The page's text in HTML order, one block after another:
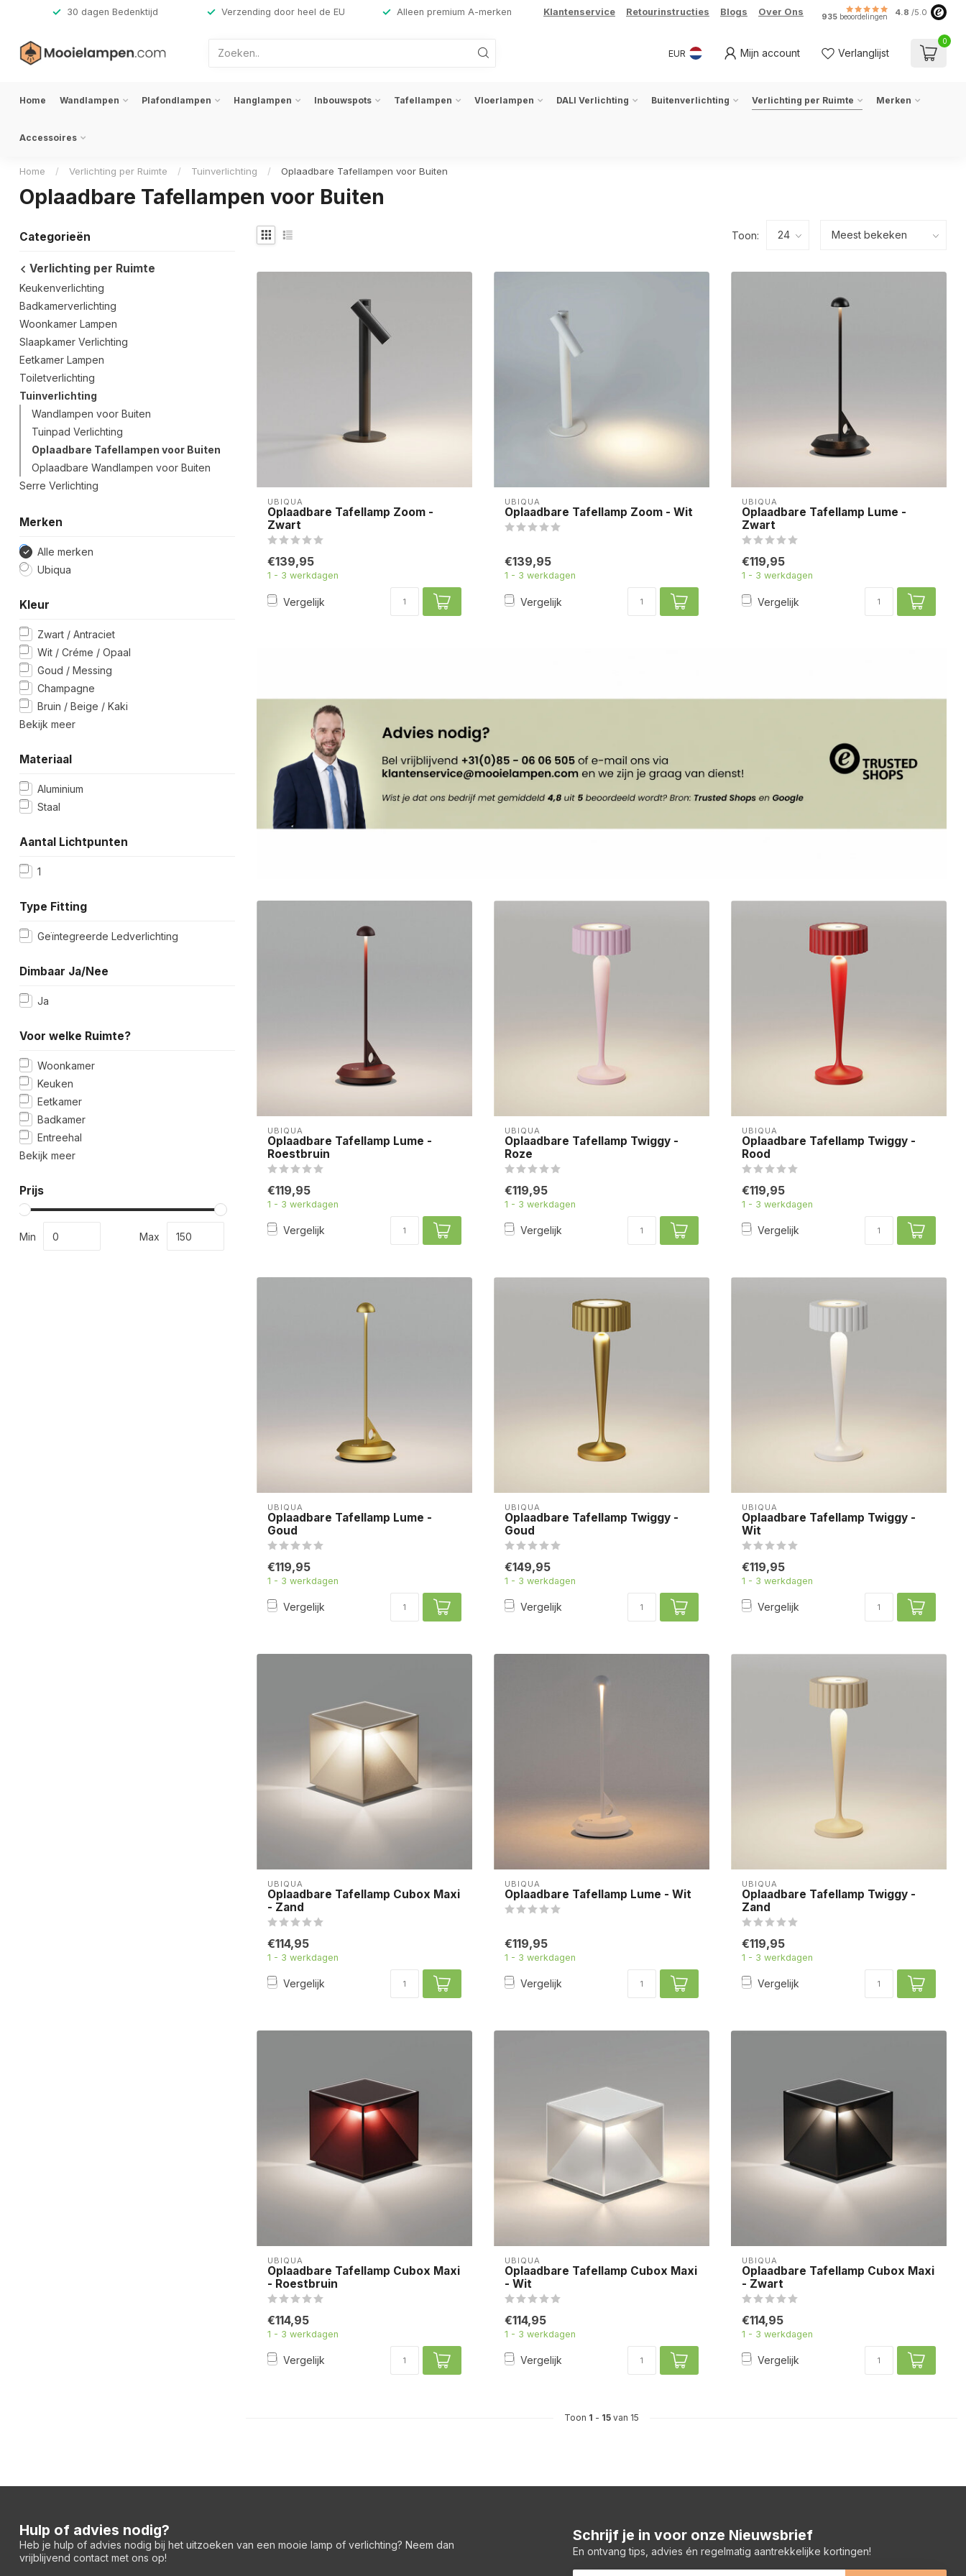
30 dagen Bedenktijd Verzending door heel de EU Alleen premium A-merken Klantenservice Retourinstructies Blogs Over Ons 935 beoordelingen 4.8 /5.0
EUR Mijn account Verlanglijst
0
Home Wandlampen Plafondlampen Hanglampen Inbouwspots Tafellampen Vloerlampen DALI Verlichting Buitenverlichting Verlichting per Ruimte Merken
Accessoires
Home / Verlichting per Ruimte / Tuinverlichting / Oplaadbare Tafellampen voor Buiten
Oplaadbare Tafellampen voor Buiten
Categorieën
Verlichting per Ruimte
Keukenverlichting
Badkamerverlichting
Woonkamer Lampen
Slaapkamer Verlichting
Eetkamer Lampen
Toiletverlichting
Tuinverlichting
Wandlampen voor Buiten
Tuinpad Verlichting
Oplaadbare Tafellampen voor Buiten
Oplaadbare Wandlampen voor Buiten
Serre Verlichting
Merken
Alle merken
Ubiqua
Kleur
Zwart / Antraciet
Wit / Créme / Opaal
Goud / Messing
Champagne
Bruin / Beige / Kaki
Bekijk meer
Materiaal
Aluminium
Staal
Aantal Lichtpunten
1
Type Fitting
Geïntegreerde Ledverlichting
Dimbaar Ja/Nee
Ja
Voor welke Ruimte?
Woonkamer
Keuken
Eetkamer
Badkamer
Entreehal
Bekijk meer
Prijs
Min Max
Toon:
UBIQUA
Oplaadbare Tafellamp Zoom -
Zwart
€139,95
1 - 3 werkdagen
Vergelijk
UBIQUA
Oplaadbare Tafellamp Zoom - Wit
€139,95
1 - 3 werkdagen
Vergelijk
UBIQUA
Oplaadbare Tafellamp Lume -
Zwart
€119,95
1 - 3 werkdagen
Vergelijk
UBIQUA
Oplaadbare Tafellamp Lume -
Roestbruin
€119,95
1 - 3 werkdagen
Vergelijk
UBIQUA
Oplaadbare Tafellamp Twiggy -
Roze
€119,95
1 - 3 werkdagen
Vergelijk
UBIQUA
Oplaadbare Tafellamp Twiggy -
Rood
€119,95
1 - 3 werkdagen
Vergelijk
UBIQUA
Oplaadbare Tafellamp Lume -
Goud
€119,95
1 - 3 werkdagen
Vergelijk
UBIQUA
Oplaadbare Tafellamp Twiggy -
Goud
€149,95
1 - 3 werkdagen
Vergelijk
UBIQUA
Oplaadbare Tafellamp Twiggy -
Wit
€119,95
1 - 3 werkdagen
Vergelijk
UBIQUA
Oplaadbare Tafellamp Cubox Maxi
- Zand
€114,95
1 - 3 werkdagen
Vergelijk
UBIQUA
Oplaadbare Tafellamp Lume - Wit
€119,95
1 - 3 werkdagen
Vergelijk
UBIQUA
Oplaadbare Tafellamp Twiggy -
Zand
€119,95
1 - 3 werkdagen
Vergelijk
UBIQUA
Oplaadbare Tafellamp Cubox Maxi
- Roestbruin
€114,95
1 - 3 werkdagen
Vergelijk
UBIQUA
Oplaadbare Tafellamp Cubox Maxi
- Wit
€114,95
1 - 3 werkdagen
Vergelijk
UBIQUA
Oplaadbare Tafellamp Cubox Maxi
- Zwart
€114,95
1 - 3 werkdagen
Vergelijk
Toon 1 - 15 van 15
Hulp of advies nodig?
Heb je hulp of advies nodig bij het uitzoeken van een mooie lamp of verlichting? Neem dan
vrijblijvend contact met ons op!
Schrijf je in voor onze Nieuwsbrief
En ontvang tips, advies én regelmatig aantrekkelijke kortingen!